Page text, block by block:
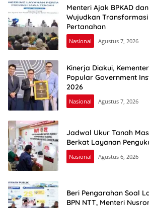
Menteri Ajak BPKAD
Wujudkan
Pertanahan
Nasional Agustus 7, 2026
Kinerja Diakui,
Popular Government
2026
Nasional Agustus 7, 2026
Jadwal Ukur Tanah
Berkat Layanan
Nasional Agustus 6, 2026
Beri Pengarahan Soal
BPN NTT, Menteri